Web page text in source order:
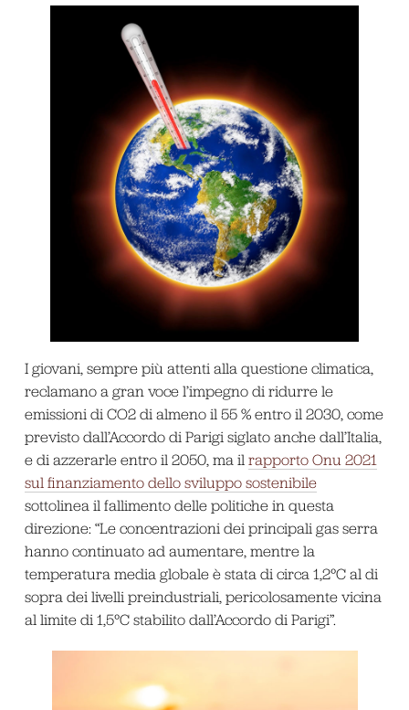
I giovani, sempre più attenti alla questione climatica,
reclamano a gran voce l’impegno di ridurre le
emissioni di CO2 di almeno il 55 % entro il 2030, come
previsto dall’Accordo di Parigi siglato anche dall’Italia,
e di azzerarle entro il 2050, ma il rapporto Onu 2021
sul finanziamento dello sviluppo sostenibile
sottolinea il fallimento delle politiche in questa
direzione: “Le concentrazioni dei principali gas serra
hanno continuato ad aumentare, mentre la
temperatura media globale è stata di circa 1,2°C al di
sopra dei livelli preindustriali, pericolosamente vicina
al limite di 1,5°C stabilito dall’Accordo di Parigi”.